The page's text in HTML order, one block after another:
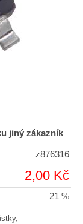
jiný zákazník
z876316
2,00 Kč
21 %